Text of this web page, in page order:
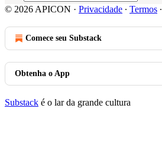
© 2026 APICON · Privacidade ∙ Termos ∙
Comece seu Substack
Obtenha o App
Substack é o lar da grande cultura